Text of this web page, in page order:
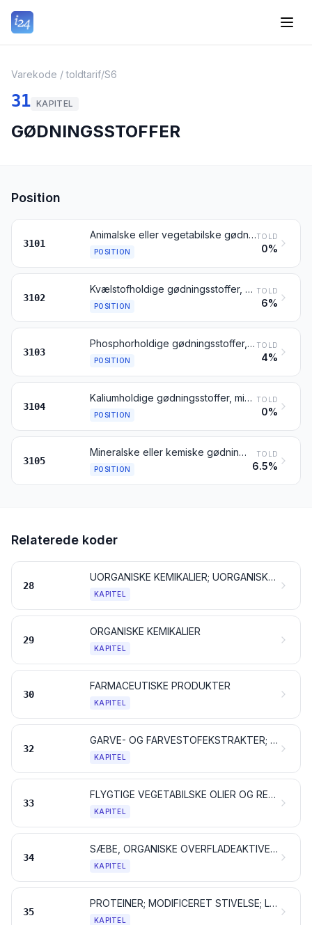
Varekode / toldtarif/S6
31 KAPITEL
GØDNINGSSTOFFER
Position
3101
Animalske eller vegetabilske gødningsstoffer også indbyrdes blandede eller kemisk behandlede; gødningsstoffer fremstillet ved blanding eller kemisk behandling af animalske eller vegetabilske produkter
POSITION
TOLD
0%
3102
Kvælstofholdige gødningsstoffer, mineralske eller kemiske
POSITION
TOLD
6%
3103
Phosphorholdige gødningsstoffer, mineralske eller kemiske
POSITION
TOLD
4%
3104
Kaliumholdige gødningsstoffer, mineralske eller kemiske
POSITION
TOLD
0%
3105
Mineralske eller kemiske gødningsstoffer indeholdende to eller tre af gødningselementerne kvælstof, phosphor og kalium; andre gødningsstoffer; varer henhørende under dette kapitel, i form af tabletter eller lignende eller i pakninger af bruttovægt 10 kg og derunder
POSITION
TOLD
6.5%
Relaterede koder
28
UORGANISKE KEMIKALIER; UORGANISKE ELLER ORGANISKE FORBINDELSER AF ÆDLE METALLER, AF SJÆLDNE JORDARTERS METALLER, AF RADIOAKTIVE GRUNDSTOFFER OG AF ISOTOPER
KAPITEL
29
ORGANISKE KEMIKALIER
KAPITEL
30
FARMACEUTISKE PRODUKTER
KAPITEL
32
GARVE- OG FARVESTOFEKSTRAKTER; GARVESYRER OG DERIVATER DERAF; FARVER, PIGMENTER OG ANDRE FARVESTOFFER; MALING OG LAKKER; KIT, SPARTELMASSE OG LIGN.; TRYKFARVER, BLÆK OG TUSCH
KAPITEL
33
FLYGTIGE VEGETABILSKE OLIER OG RESINOIDER; PARFUMEVARER, KOSMETIK OG TOILETMIDLER
KAPITEL
34
SÆBE, ORGANISKE OVERFLADEAKTIVE STOFFER SAMT VASKE- OG RENGØRINGSMIDLER, SMØREMIDLER, SYNTETISK VOKS OG TILBEREDT VOKS, PUDSE- OG SKUREMIDLER, LYS OG LIGNENDE PRODUKTER, MODELLERMASSE, DENTALVOKS OG ANDRE DENTALPRÆPARATER PÅ BASIS AF GIPS
KAPITEL
35
PROTEINER; MODIFICERET STIVELSE; LIM OG KLISTER; ENZYMER
KAPITEL